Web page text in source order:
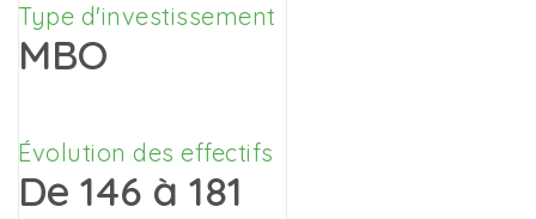
Type d'investissement
MBO
Évolution des effectifs
De 146 à 181